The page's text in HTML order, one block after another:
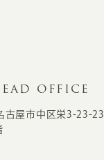
OFFICE
古屋市中区栄3-23-23